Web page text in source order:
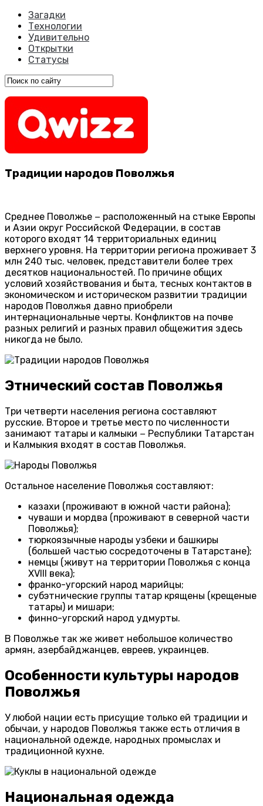
Загадки
Технологии
Удивительно
Открытки
Статусы
Традиции народов Поволжья
Среднее Поволжье − расположенный на стыке Европы
и Азии округ Российской Федерации, в состав
которого входят 14 территориальных единиц
верхнего уровня. На территории региона проживает 3
млн 240 тыс. человек, представители более трех
десятков национальностей. По причине общих
условий хозяйствования и быта, тесных контактов в
экономическом и историческом развитии традиции
народов Поволжья давно приобрели
интернациональные черты. Конфликтов на почве
разных религий и разных правил общежития здесь
никогда не было.
Этнический состав Поволжья
Три четверти населения региона составляют
русские. Второе и третье место по численности
занимают татары и калмыки − Республики Татарстан
и Калмыкия входят в состав Поволжья.
Остальное население Поволжья составляют:
казахи (проживают в южной части района);
чуваши и мордва (проживают в северной части
Поволжья);
тюркоязычные народы узбеки и башкиры
(большей частью сосредоточены в Татарстане);
немцы (живут на территории Поволжья с конца
XVIII века);
франко-угорский народ марийцы;
субэтнические группы татар крящены (крещеные
татары) и мишари;
финно-угорский народ удмурты.
В Поволжье так же живет небольшое количество
армян, азербайджанцев, евреев, украинцев.
Особенности культуры народов
Поволжья
У любой нации есть присущие только ей традиции и
обычаи, у народов Поволжья также есть отличия в
национальной одежде, народных промыслах и
традиционной кухне.
Национальная одежда